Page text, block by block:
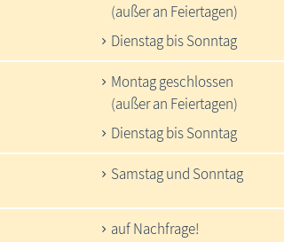
(außer an Feiertagen)
Dienstag bis Sonntag
Montag geschlossen
(außer an Feiertagen)
Dienstag bis Sonntag
Samstag und Sonntag
auf Nachfrage!